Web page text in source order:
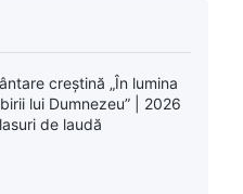
lui Dumnezeu „Cum să
adevărul (14)” Partea
creștină „În lumina
lui Dumnezeu” | 2026
de laudă